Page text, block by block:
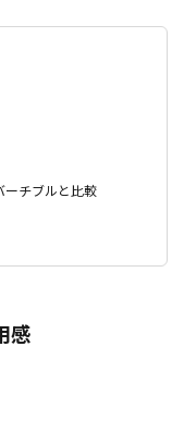
ーチブルと比較
感